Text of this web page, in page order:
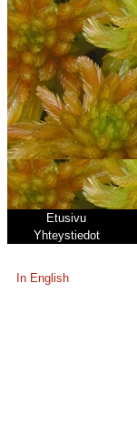
Etusivu
Yhteystiedot
In English